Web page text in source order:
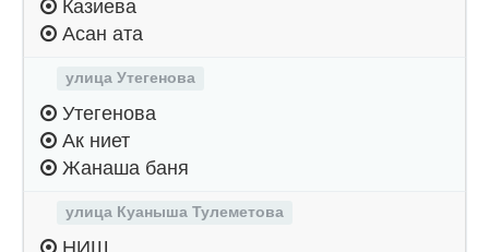
Казиева
Асан ата
улица Утегенова
Утегенова
Ак ниет
Жанаша баня
улица Куаныша Тулеметова